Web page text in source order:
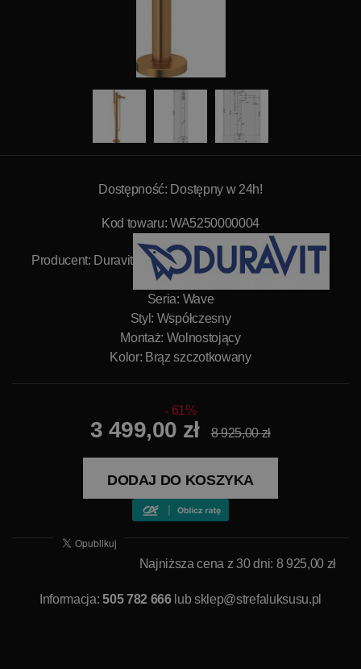
Dostępność: Dostępny w 24h!
Kod towaru: WA5250000004
Producent: Duravit
Seria: Wave
Styl: Współczesny
Montaż: Wolnostojący
Kolor: Brąz szczotkowany
61%
3 499,00 zł 8 925,00 zł
DODAJ DO KOSZYKA
Najniższa cena z 30 dni: 8 925,00 zł
Informacja:505 782 666lubsklep@strefaluksusu.pl